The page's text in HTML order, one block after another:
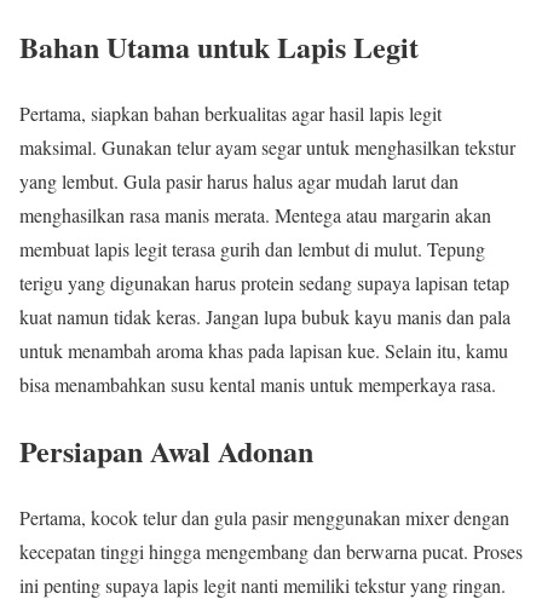
Bahan Utama untuk Lapis Legit
Pertama, siapkan bahan berkualitas agar hasil lapis legit
maksimal. Gunakan telur ayam segar untuk menghasilkan tekstur
yang lembut. Gula pasir harus halus agar mudah larut dan
menghasilkan rasa manis merata. Mentega atau margarin akan
membuat lapis legit terasa gurih dan lembut di mulut. Tepung
terigu yang digunakan harus protein sedang supaya lapisan tetap
kuat namun tidak keras. Jangan lupa bubuk kayu manis dan pala
untuk menambah aroma khas pada lapisan kue. Selain itu, kamu
bisa menambahkan susu kental manis untuk memperkaya rasa.
Persiapan Awal Adonan
Pertama, kocok telur dan gula pasir menggunakan mixer dengan
kecepatan tinggi hingga mengembang dan berwarna pucat. Proses
ini penting supaya lapis legit nanti memiliki tekstur yang ringan.